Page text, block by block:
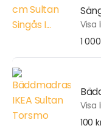
Visa
1
Visa
100